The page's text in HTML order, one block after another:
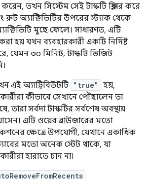
করেন, তখন সিস্টেম সেই টাস্কটি ক্লিয়ার করে
রুট অ্যাক্টিভিটির উপরের স্ট্যাক থেকে
মুছে ফেলে। সাধারণত, এটি
হয় যখন ব্যবহারকারী একটি নির্দিষ্ট
যেমন ৩০ মিনিট, টাস্কটি ভিজিট
এই অ্যাট্রিবিউটটি "true"
হয়,
কীভাবে সেখানে পৌঁছালেন তা
তারা সর্বদা টাস্কটির সর্বশেষ অবস্থায়
এটি ওয়েব ব্রাউজারের মতো
ক্ষেত্রে উপযোগী, যেখানে একাধিক
মতো অনেক স্টেট থাকে, যা
হারাতে চান না।